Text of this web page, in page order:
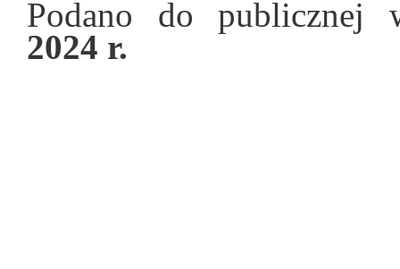
Podano do publicznej
2024 r.